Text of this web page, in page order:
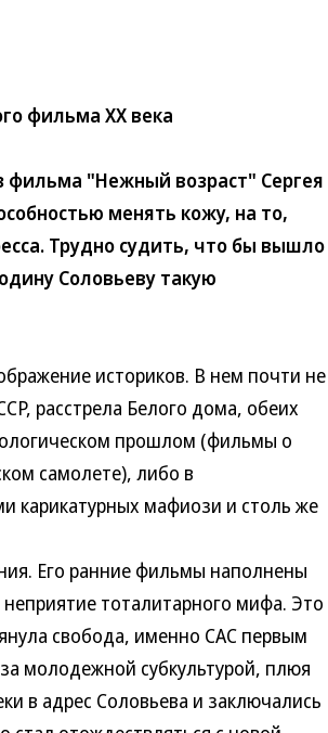
фильма ХХ века
"Нежный возраст" Сергея
менять кожу, на то,
Трудно судить, что бы вышло
Соловьеву такую
историков. В нем почти не
расстрела Белого дома, обеих
прошлом (фильмы о
самолете), либо в
карикатурных мафиози и столь же
Его ранние фильмы наполнены
тоталитарного мифа. Это
свобода, именно САС первым
молодежной субкультурой, плюя
в адрес Соловьева и заключались